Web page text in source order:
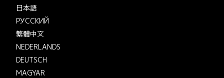
日本語
РУССКИЙ
繁體中文
NEDERLANDS
DEUTSCH
MAGYAR